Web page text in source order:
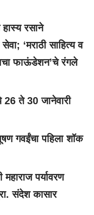
रसाने
‘मराठी साहित्य व
फाऊंडेशन’चे रंगले
ते 30 जानेवारी
गवईंचा पहिला शॉक
पर्यावरण
संदेश कासार